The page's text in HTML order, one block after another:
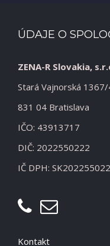
ÚDAJE O
ZENA-R Slovakia,
Stará Vajnorská
831 04 Bratislava
IČO: 43913717
DIČ: 2022550222
IČ DPH:
Kontakt